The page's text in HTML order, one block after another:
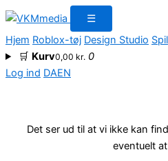
Gå
til
indholdet
☰
Hjem Roblox-tøj Design Studio Spil
🛒 Kurv0,00 kr. 0
Log ind DAEN
Det ser ud til at vi ikke kan
eventuelt
efter: